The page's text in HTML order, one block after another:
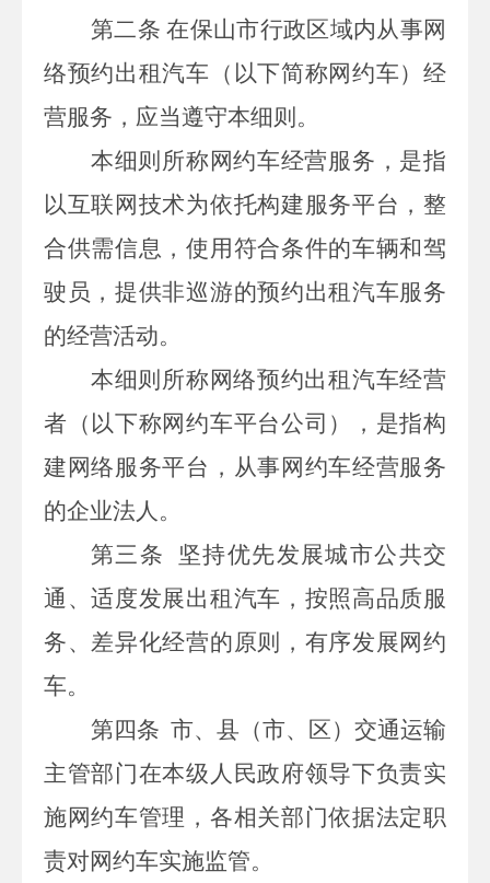
第二条在保山市行政区域内从事网
络预约出租汽车（以下简称网约车）经
营服务，应当遵守本细则。
本细则所称网约车经营服务，是指
以互联网技术为依托构建服务平台，整
合供需信息，使用符合条件的车辆和驾
驶员，提供非巡游的预约出租汽车服务
的经营活动。
本细则所称网络预约出租汽车经营
者（以下称网约车平台公司），是指构
建网络服务平台，从事网约车经营服务
的企业法人。
第三条 坚持优先发展城市公共交
通、适度发展出租汽车，按照高品质服
务、差异化经营的原则，有序发展网约
车。
第四条 市、县（市、区）交通运输
主管部门在本级人民政府领导下负责实
施网约车管理，各相关部门依据法定职
责对网约车实施监管。